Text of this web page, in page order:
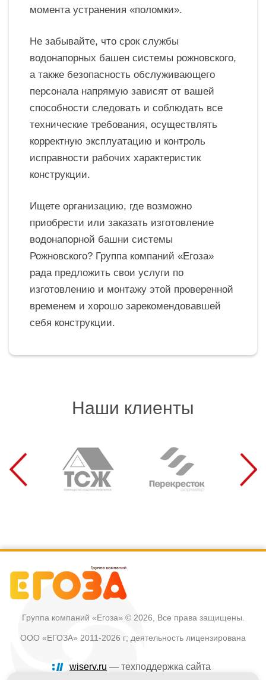
момента устранения «поломки».
Не забывайте, что срок службы
водонапорных башен системы рожновского,
а также безопасность обслуживающего
персонала напрямую зависят от вашей
способности следовать и соблюдать все
технические требования, осуществлять
корректную эксплуатацию и контроль
исправности рабочих характеристик
конструкции.
Ищете организацию, где возможно
приобрести или заказать изготовление
водонапорной башни системы
Рожновского? Группа компаний «Егоза»
рада предложить свои услуги по
изготовлению и монтажу этой проверенной
временем и хорошо зарекомендовавшей
себя конструкции.
Наши клиенты
Группа компаний «Егоза» © 2026, Все права защищены.
ООО «ЕГОЗА» 2011-2026 г; деятельность лицензирована
wiserv.ru — техподдержка сайта